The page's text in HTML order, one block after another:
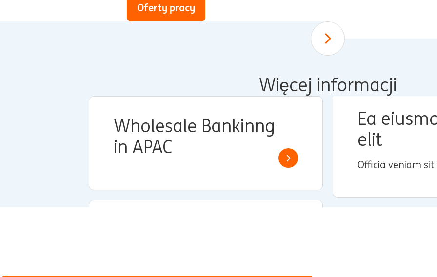
Oferty pracy
Scroll down
Więcej informacji
Wholesale Bankinng
in APAC
Read more
Ea
elit
Officia veniam sit